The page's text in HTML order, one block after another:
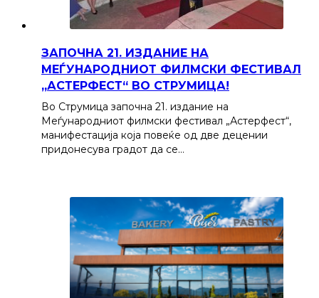
ЗАПОЧНА 21. ИЗДАНИЕ НА
МЕЃУНАРОДНИОТ ФИЛМСКИ ФЕСТИВАЛ
„АСТЕРФЕСТ“ ВО СТРУМИЦА!
Во Струмица започна 21. издание на
Меѓународниот филмски фестивал „Астерфест“,
манифестација која повеќе од две децении
придонесува градот да се…